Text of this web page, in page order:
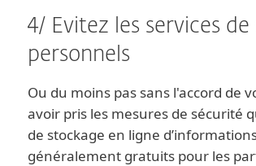
4/ Evitez les services
personnels
Ou du moins pas sans l'accord de
avoir pris les mesures de sécurité
de stockage en ligne
généralement gratuits pour les